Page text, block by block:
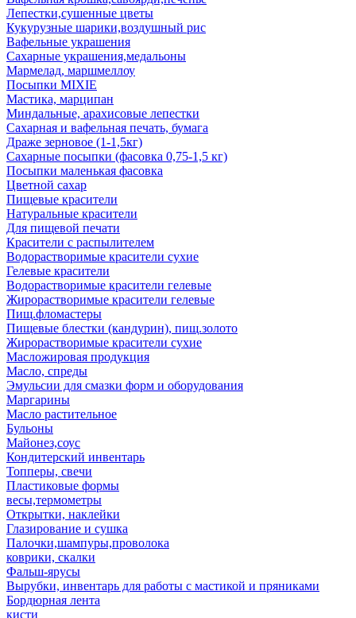
Лепестки,сушенные цветы
Кукурузные шарики,воздушный рис
Вафельные украшения
Сахарные украшения,медальоны
Мармелад, маршмеллоу
Посыпки MIXIE
Мастика, марципан
Миндальные, арахисовые лепестки
Сахарная и вафельная печать, бумага
Драже зерновое (1-1,5кг)
Сахарные посыпки (фасовка 0,75-1,5 кг)
Посыпки маленькая фасовка
Цветной сахар
Пищевые красители
Натуральные красители
Для пищевой печати
Красители с распылителем
Водорастворимые красители сухие
Гелевые красители
Водорастворимые красители гелевые
Жирорастворимые красители гелевые
Пищ.фломастеры
Пищевые блестки (кандурин), пищ.золото
Жирорастворимые красители сухие
Масложировая продукция
Масло, спреды
Эмульсии для смазки форм и оборудования
Маргарины
Масло растительное
Бульоны
Майонез,соус
Кондитерский инвентарь
Топперы, свечи
Пластиковые формы
весы,термометры
Открытки, наклейки
Глазирование и сушка
Палочки,шампуры,проволока
коврики, скалки
Фальш-ярусы
Вырубки, инвентарь для работы с мастикой и пряниками
Бордюрная лента
кисти